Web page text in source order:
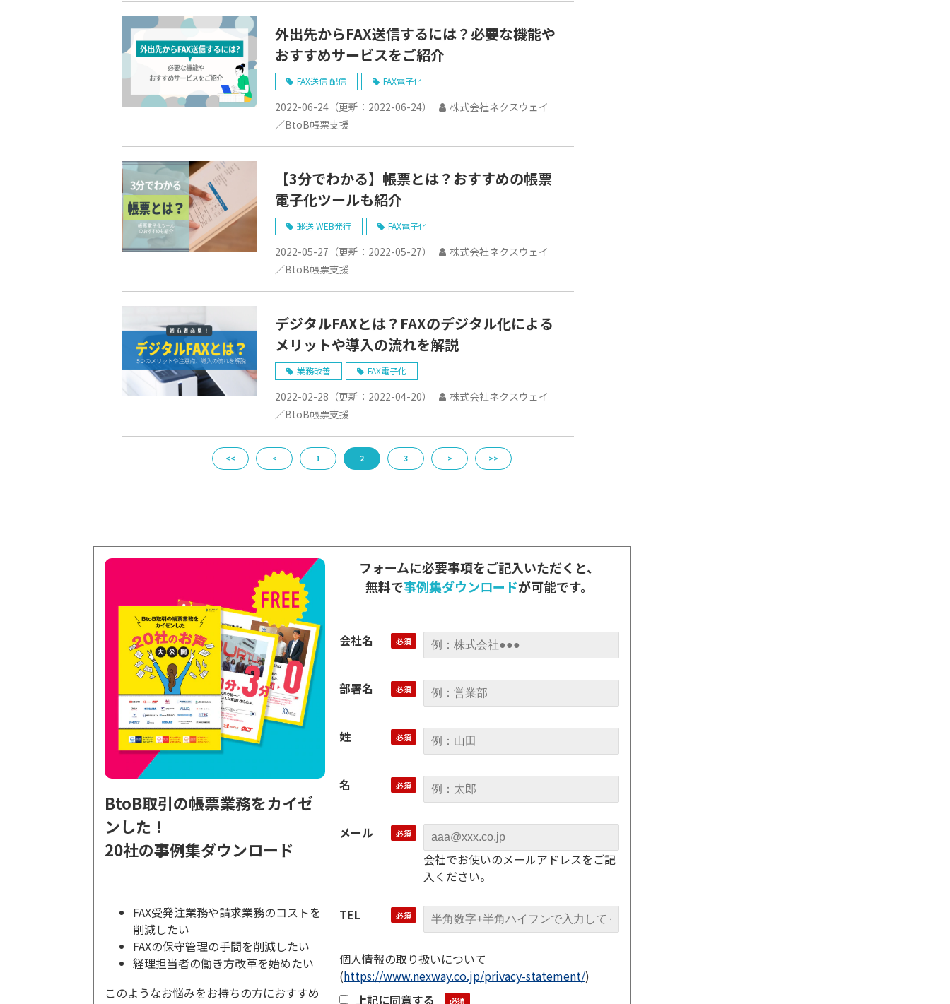
外出先からFAX送信するには？必要な機能や
おすすめサービスをご紹介
FAX送信 配信 FAX電子化
2022-06-24 （更新： 2022-06-24）
株式会社ネクスウェイ
／BtoB帳票支援
【3分でわかる】帳票とは？おすすめの帳票
電子化ツールも紹介
郵送 WEB発行 FAX電子化
2022-05-27 （更新： 2022-05-27）
株式会社ネクスウェイ
／BtoB帳票支援
デジタルFAXとは？FAXのデジタル化による
メリットや導入の流れを解説
業務改善 FAX電子化
2022-02-28 （更新： 2022-04-20）
株式会社ネクスウェイ
／BtoB帳票支援
<< < 1 2 3 > >>
BtoB取引の帳票業務をカイゼ
ンした！
20社の事例集ダウンロード
FAX受発注業務や請求業務のコストを
削減したい
FAXの保守管理の手間を削減したい
経理担当者の働き方改革を始めたい
このようなお悩みをお持ちの方におすすめ
フォームに必要事項をご記入いただくと、
無料で事例集ダウンロードが可能です。
会社名
部署名
姓
名
メール
会社でお使いのメールアドレスをご記
入ください。
TEL
個人情報の取り扱いについて
(https://www.nexway.co.jp/privacy-statement/)
上記に同意する